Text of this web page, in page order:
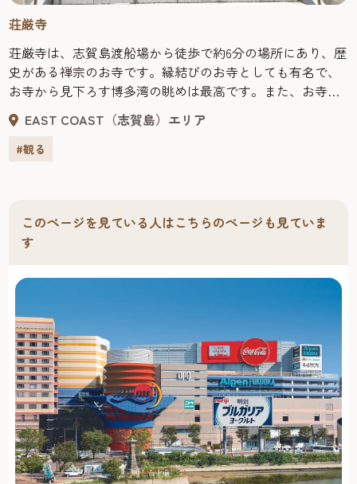
荘厳寺
荘厳寺は、志賀島渡船場から徒歩で約6分の場所にあり、歴
史がある禅宗のお寺です。縁結びのお寺としても有名で、
お寺から見下ろす博多湾の眺めは最高です。また、お寺の
行事が無い日には、坐禅体験、抹茶体験、写経体験（有
料）も行われており、海外からのお客様にも大変満足いた
だいています。※坐禅体験、抹茶体験、写経体験について
EAST COAST（志賀島）エリア
#観る
このページを見ている人はこちらのページも見ていま
す